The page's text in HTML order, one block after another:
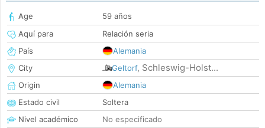
Age
59 años
Aquí para
Relación seria
País
Alemania
City
Geltorf, Schleswig-Holst...
Origin
Alemania
Estado civil
Soltera
Nivel académico
No especificado